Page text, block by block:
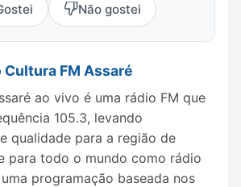
Não gostei
Cultura FM Assaré
ao vivo é uma rádio FM que
105.3, levando
qualidade para a região de
para todo o mundo como rádio
programação baseada nos